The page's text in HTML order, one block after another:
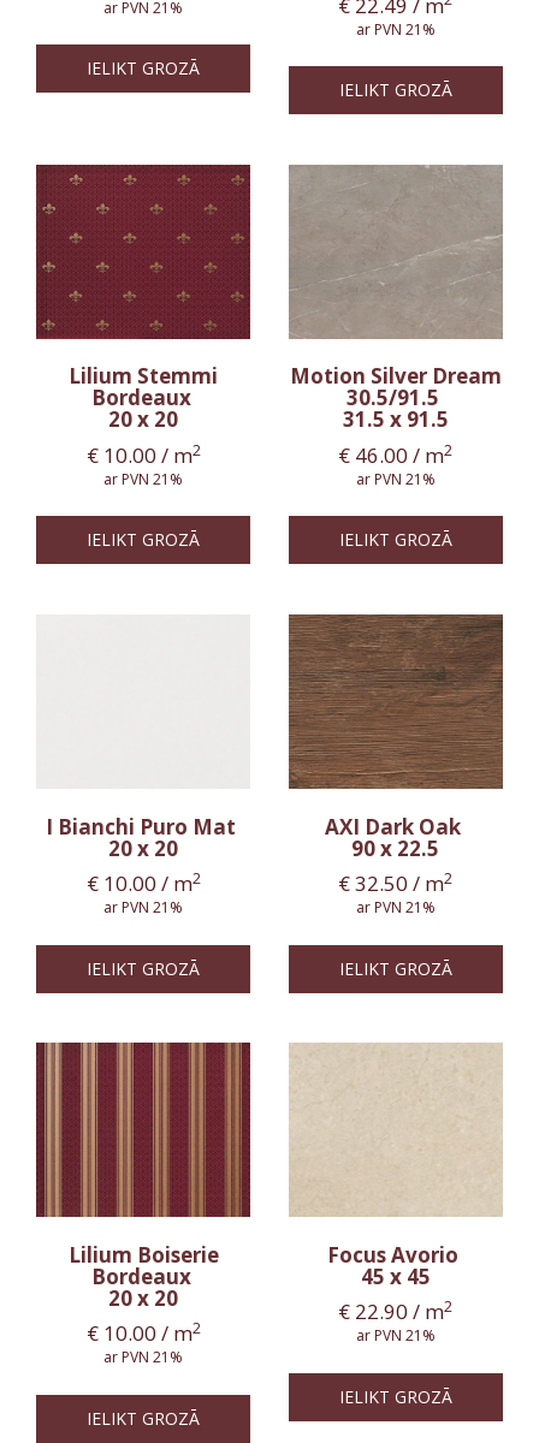
ar PVN 21%
IELIKT GROZĀ
ar PVN 21%
IELIKT GROZĀ
Lilium Stemmi
Bordeaux
20 x 20
€10.00 / m2
ar PVN 21%
IELIKT GROZĀ
Motion Silver Dream
30.5/91.5
31.5 x 91.5
€ 46.00 / m2
ar PVN 21%
IELIKT GROZĀ
I Bianchi Puro Mat
20 x 20
€10.00 / m2
ar PVN 21%
IELIKT GROZĀ
AXI Dark Oak
90 x 22.5
€32.50 / m2
ar PVN 21%
IELIKT GROZĀ
Lilium Boiserie
Bordeaux
20 x 20
€10.00 / m2
ar PVN 21%
IELIKT GROZĀ
Focus Avorio
45 x 45
€ 22.90 / m2
ar PVN 21%
IELIKT GROZĀ